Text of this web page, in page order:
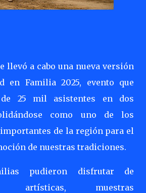
llevó a cabo una nueva versión
en Familia 2025, evento que
25 mil asistentes en dos
como uno de los
de la región para el
de nuestras tradiciones.
pudieron disfrutar de
artísticas, muestras